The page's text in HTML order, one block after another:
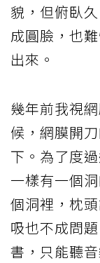
貌，但俯臥
成圓臉，也
出來。
幾年前我視
候，網膜開
下。為了度
一樣有一個
個洞裡，枕
吸也不成問
書，只能聽